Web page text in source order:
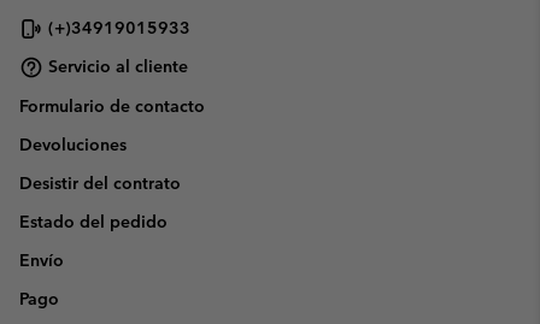
(+)34919015933
Servicio al cliente
Formulario de contacto
Devoluciones
Desistir del contrato
Estado del pedido
Envío
Pago